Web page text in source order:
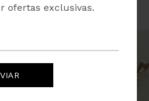
ofertas exclusivas.